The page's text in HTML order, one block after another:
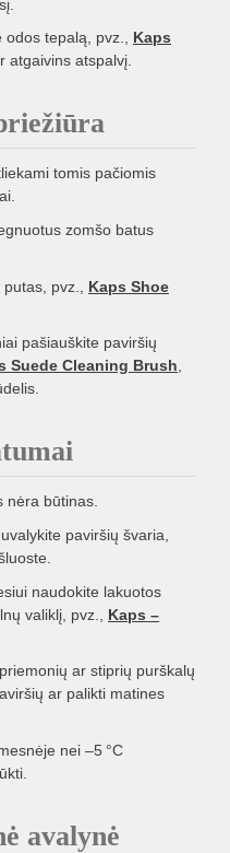
odos tepalą, pvz., Kaps
atgaivins atspalvį.
tomis pačiomis
zomšo batus
pvz., Kaps Shoe
pašiauškite paviršių
Suede Cleaning Brush
nėra būtinas.
paviršių švaria,
naudokite lakuotos
valiklį, pvz., Kaps –
ar stiprių purškalų
ar palikti matines
nei –5 °C
avalynė